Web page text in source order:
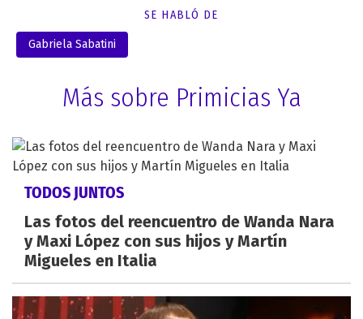
SE HABLÓ DE
Gabriela Sabatini
Más sobre Primicias Ya
TODOS JUNTOS
Las fotos del reencuentro de Wanda Nara
y Maxi López con sus hijos y Martín
Migueles en Italia